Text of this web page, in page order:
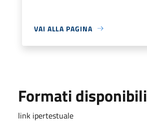
VAI ALLA PAGINA
Formati disponibili
link ipertestuale